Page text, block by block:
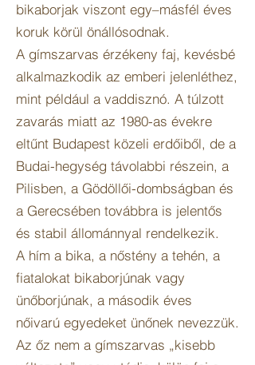
bikaborjak viszont egy–másfél éves
koruk körül önállósodnak.
A gímszarvas érzékeny faj, kevésbé
alkalmazkodik az emberi jelenléthez,
mint például a vaddisznó. A túlzott
zavarás miatt az 1980-as évekre
eltűnt Budapest közeli erdőiből, de a
Budai-hegység távolabbi részein, a
Pilisben, a Gödöllői-dombságban és
a Gerecsében továbbra is jelentős
és stabil állománnyal rendelkezik.
A hím a bika, a nőstény a tehén, a
fiatalokat bikaborjúnak vagy
ünőborjúnak, a második éves
nőivarú egyedeket ünőnek nevezzük.
Az őz nem a gímszarvas „kisebb